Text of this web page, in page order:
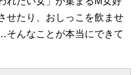
せたり、おしっこを飲ませ
んなことが本当にできて